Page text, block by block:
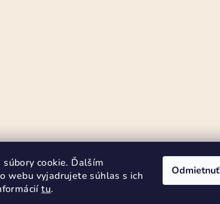
cookie. Ďalším
webu vyjadrujete súhlas s ich
tu.
Odmietnuť